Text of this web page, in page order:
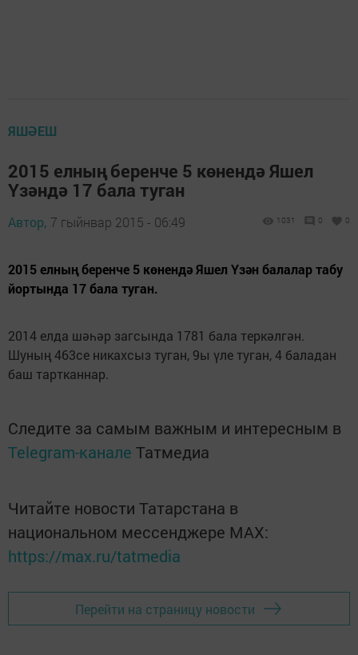
ЯШӘЕШ
2015 елның беренче 5 көнендә Яшел
Үзәндә 17 бала туган
Автор, 7 гыйнвар 2015 - 06:49 1031 0 0
2015 елның беренче 5 көнендә Яшел Үзән балалар табу
йортында 17 бала туган.
2014 елда шәһәр загсында 1781 бала теркәлгән.
Шуның 463се никахсыз туган, 9ы үле туган, 4 баладан
баш тартканнар.
Следите за самым важным и интересным в
Telegram-канале Татмедиа
Читайте новости Татарстана в
национальном мессенджере MАХ:
https://max.ru/tatmedia
Перейти на страницу новости